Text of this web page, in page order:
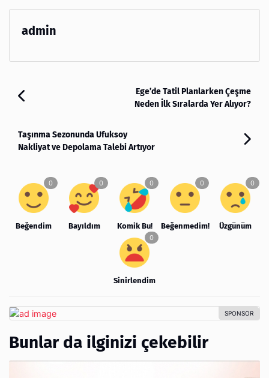
admin
Ege’de Tatil Planlarken Çeşme
Neden İlk Sıralarda Yer Alıyor?
Taşınma Sezonunda Ufuksoy
Nakliyat ve Depolama Talebi Artıyor
Beğendim Bayıldım Komik Bu! Beğenmedim! Üzgünüm
Sinirlendim
Bunlar da ilginizi çekebilir